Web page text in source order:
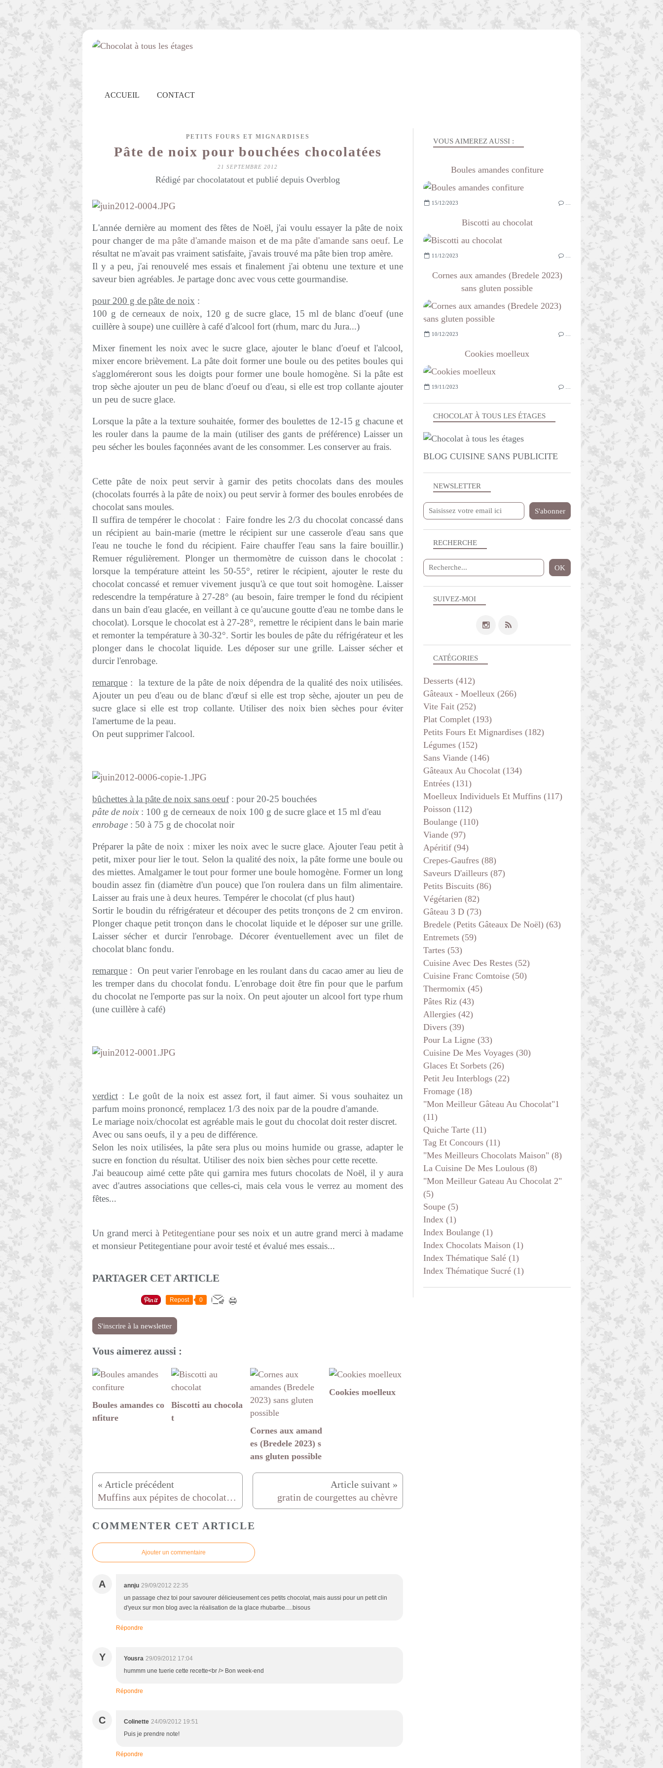
ACCUEIL CONTACT
PETITS FOURS ET MIGNARDISES
Pâte de noix pour bouchées chocolatées
21 SEPTEMBRE 2012
Rédigé par chocolatatout et publié depuis Overblog
L'année dernière au moment des fêtes de Noël, j'ai voulu essayer la pâte de noix
pour changer de ma pâte d'amande maison et de ma pâte d'amande sans oeuf. Le
résultat ne m'avait pas vraiment satisfaite, j'avais trouvé ma pâte bien trop amère.
Il y a peu, j'ai renouvelé mes essais et finalement j'ai obtenu une texture et une
saveur bien agréables. Je partage donc avec vous cette gourmandise.
pour 200 g de pâte de noix :
100 g de cerneaux de noix, 120 g de sucre glace, 15 ml de blanc d'oeuf (une
cuillère à soupe) une cuillère à café d'alcool fort (rhum, marc du Jura...)
Mixer finement les noix avec le sucre glace, ajouter le blanc d'oeuf et l'alcool,
mixer encore brièvement. La pâte doit former une boule ou des petites boules qui
s'aggloméreront sous les doigts pour former une boule homogène. Si la pâte est
trop sèche ajouter un peu de blanc d'oeuf ou d'eau, si elle est trop collante ajouter
un peu de sucre glace.
Lorsque la pâte a la texture souhaitée, former des boulettes de 12-15 g chacune et
les rouler dans la paume de la main (utiliser des gants de préférence) Laisser un
peu sécher les boules façonnées avant de les consommer. Les conserver au frais.
Cette pâte de noix peut servir à garnir des petits chocolats dans des moules
(chocolats fourrés à la pâte de noix) ou peut servir à former des boules enrobées de
chocolat sans moules.
Il suffira de tempérer le chocolat : Faire fondre les 2/3 du chocolat concassé dans
un récipient au bain-marie (mettre le récipient sur une casserole d'eau sans que
l'eau ne touche le fond du récipient. Faire chauffer l'eau sans la faire bouillir.)
Remuer régulièrement. Plonger un thermomètre de cuisson dans le chocolat :
lorsque la température atteint les 50-55°, retirer le récipient, ajouter le reste du
chocolat concassé et remuer vivement jusqu'à ce que tout soit homogène. Laisser
redescendre la température à 27-28° (au besoin, faire tremper le fond du récipient
dans un bain d'eau glacée, en veillant à ce qu'aucune goutte d'eau ne tombe dans le
chocolat). Lorsque le chocolat est à 27-28°, remettre le récipient dans le bain marie
et remonter la température à 30-32°. Sortir les boules de pâte du réfrigérateur et les
plonger dans le chocolat liquide. Les déposer sur une grille. Laisser sécher et
durcir l'enrobage.
remarque : la texture de la pâte de noix dépendra de la qualité des noix utilisées.
Ajouter un peu d'eau ou de blanc d'œuf si elle est trop sèche, ajouter un peu de
sucre glace si elle est trop collante. Utiliser des noix bien sèches pour éviter
l'amertume de la peau.
On peut supprimer l'alcool.
bûchettes à la pâte de noix sans oeuf: pour 20-25 bouchées
pâte de noix: 100 g de cerneaux de noix 100 g de sucre glace et 15 ml d'eau
enrobage : 50 à 75 g de chocolat noir
Préparer la pâte de noix : mixer les noix avec le sucre glace. Ajouter l'eau petit à
petit, mixer pour lier le tout. Selon la qualité des noix, la pâte forme une boule ou
des miettes. Amalgamer le tout pour former une boule homogène. Former un long
boudin assez fin (diamètre d'un pouce) que l'on roulera dans un film alimentaire.
Laisser au frais une à deux heures. Tempérer le chocolat (cf plus haut)
Sortir le boudin du réfrigérateur et découper des petits tronçons de 2 cm environ.
Plonger chaque petit tronçon dans le chocolat liquide et le déposer sur une grille.
Laisser sécher et durcir l'enrobage. Décorer éventuellement avec un filet de
chocolat blanc fondu.
remarque : On peut varier l'enrobage en les roulant dans du cacao amer au lieu de
les tremper dans du chocolat fondu. L'enrobage doit être fin pour que le parfum
du chocolat ne l'emporte pas sur la noix. On peut ajouter un alcool fort type rhum
(une cuillère à café)
verdict : Le goût de la noix est assez fort, il faut aimer. Si vous souhaitez un
parfum moins prononcé, remplacez 1/3 des noix par de la poudre d'amande.
Le mariage noix/chocolat est agréable mais le gout du chocolat doit rester discret.
Avec ou sans oeufs, il y a peu de différence.
Selon les noix utilisées, la pâte sera plus ou moins humide ou grasse, adapter le
sucre en fonction du résultat. Utiliser des noix bien sèches pour cette recette.
J'ai beaucoup aimé cette pâte qui garnira mes futurs chocolats de Noël, il y aura
avec d'autres associations que celles-ci, mais cela vous le verrez au moment des
fêtes...
Un grand merci àPetitegentiane pour ses noix et un autre grand merci à madame
et monsieur Petitegentiane pour avoir testé et évalué mes essais...
PARTAGER CET ARTICLE
Repost 0
S'inscrire à la newsletter
Vous aimerez aussi :
Boules amandes co
nfiture
Biscotti au chocola
t
Cornes aux amand
es (Bredele 2023) s
ans gluten possible
Cookies moelleux
Muffins aux pépites de chocolat et amandes effilées gratin de courgettes au chèvre
COMMENTER CET ARTICLE
Ajouter un commentaire
A annju 29/09/2012 22:35
un passage chez toi pour savourer délicieusement ces petits chocolat, mais aussi pour un petit clin
d'yeux sur mon blog avec la réalisation de la glace rhubarbe.....bisous
Répondre
Y Yousra 29/09/2012 17:04
hummm une tuerie cette recette<br /> Bon week-end
Répondre
C Colinette 24/09/2012 19:51
Puis je prendre note!
Répondre
NEWSLETTER
SUIVEZ-MOI
RECHERCHE
CHOCOLAT À TOUS LES ÉTAGES
BLOG CUISINE SANS PUBLICITE
VOUS AIMEREZ AUSSI :
Boules amandes confiture
15/12/2023
Biscotti au chocolat
11/12/2023
Cornes aux amandes (Bredele 2023)
sans gluten possible
10/12/2023
Cookies moelleux
19/11/2023
CATÉGORIES
Desserts (412)
Gâteaux - Moelleux (266)
Vite Fait (252)
Plat Complet (193)
Petits Fours Et Mignardises (182)
Légumes (152)
Sans Viande (146)
Gâteaux Au Chocolat (134)
Entrées (131)
Moelleux Individuels Et Muffins (117)
Poisson (112)
Boulange (110)
Viande (97)
Apéritif (94)
Crepes-Gaufres (88)
Saveurs D'ailleurs (87)
Petits Biscuits (86)
Végétarien (82)
Gâteau 3 D (73)
Bredele (petits Gâteaux De Noël) (63)
Entremets (59)
Tartes (53)
Cuisine Avec Des Restes (52)
Cuisine Franc Comtoise (50)
Thermomix (45)
Pâtes Riz (43)
Allergies (42)
Divers (39)
Pour La Ligne (33)
Cuisine De Mes Voyages (30)
Glaces Et Sorbets (26)
Petit Jeu Interblogs (22)
Fromage (18)
"mon Meilleur Gâteau Au Chocolat"1
(11)
Quiche Tarte (11)
Tag Et Concours (11)
"mes Meilleurs Chocolats Maison" (8)
La Cuisine De Mes Loulous (8)
"mon Meilleur Gateau Au Chocolat 2"
(5)
Soupe (5)
Index (1)
Index Boulange (1)
Index Chocolats Maison (1)
Index Thématique Salé (1)
Index Thématique Sucré (1)